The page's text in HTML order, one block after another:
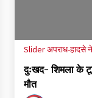
Sliderअपराध-हादसे
दुःखद- शिमला के
मौत